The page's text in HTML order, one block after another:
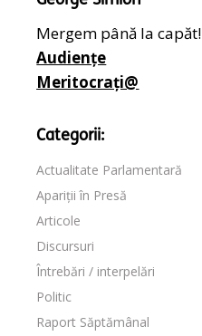
Mergem până la capăt!
Audiențe
Meritocrați@
Categorii:
Actualitate Parlamentară
Apariții în Presă
Articole
Discursuri
Întrebări / interpelări
Politic
Raport Săptămânal